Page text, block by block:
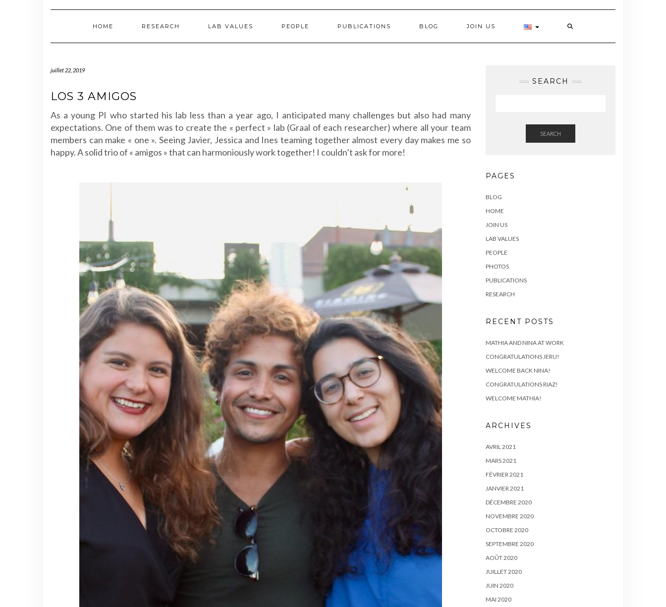
HOME RESEARCH LAB VALUES PEOPLE PUBLICATIONS BLOG JOIN US
juillet 22, 2019
LOS 3 AMIGOS
As a young PI who started his lab less than a year ago, I anticipated many challenges but also had many
expectations. One of them was to create the « perfect » lab (Graal of each researcher) where all your team
members can make « one ». Seeing Javier, Jessica and Ines teaming together almost every day makes me so
happy. A solid trio of « amigos » that can harmoniously work together! I couldn’t ask for more!
SEARCH
SEARCH
PAGES
BLOG
HOME
JOIN US
LAB VALUES
PEOPLE
PHOTOS
PUBLICATIONS
RESEARCH
RECENT POSTS
MATHIA AND NINA AT WORK
CONGRATULATIONS JERU!
WELCOME BACK NINA!
CONGRATULATIONS RIAZ!
WELCOME MATHIA!
ARCHIVES
AVRIL 2021
MARS 2021
FÉVRIER 2021
JANVIER 2021
DÉCEMBRE 2020
NOVEMBRE 2020
OCTOBRE 2020
SEPTEMBRE 2020
AOÛT 2020
JUILLET 2020
JUIN 2020
MAI 2020